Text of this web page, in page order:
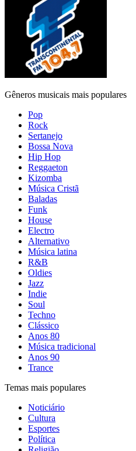
Gêneros musicais mais populares
Pop
Rock
Sertanejo
Bossa Nova
Hip Hop
Reggaeton
Kizomba
Música Cristã
Baladas
Funk
House
Electro
Alternativo
Música latina
R&B
Oldies
Jazz
Indie
Soul
Techno
Clássico
Anos 80
Música tradicional
Anos 90
Trance
Temas mais populares
Noticiário
Cultura
Esportes
Política